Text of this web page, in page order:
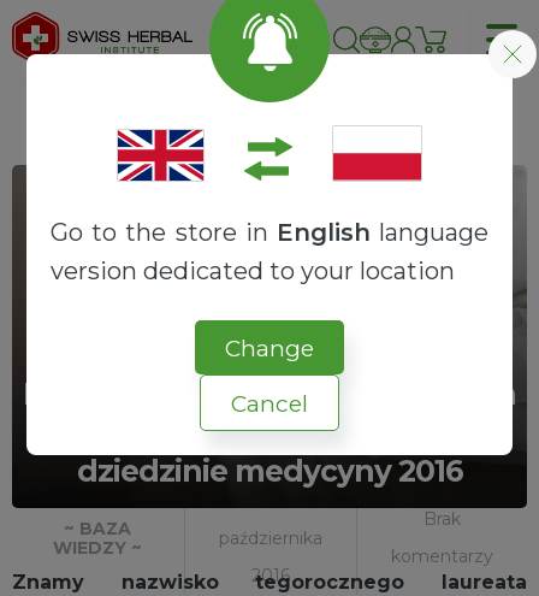
Go to the store in English language
version dedicated to your location
Change
Cancel
Komórkowy recykling sposobem
na raka? Nagroda Nobla w
dziedzinie medycyny 2016
~ BAZA
WIEDZY ~
października
2016
Brak
komentarzy
Znamy nazwisko tegorocznego laureata